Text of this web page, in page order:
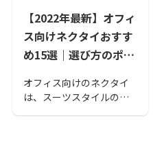
【2022年最新】オフィ
ス向けネクタイおすす
め15選｜選び方のポイ
オフィス向けのネクタイ
は、スーツスタイルの印